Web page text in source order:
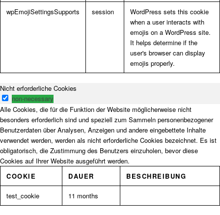
wpEmojiSettingsSupports session
WordPress sets this cookie
when a user interacts with
emojis on a WordPress site.
It helps determine if the
user's browser can display
emojis properly.
Nicht erforderliche Cookies
non-necessary
Alle Cookies, die für die Funktion der Website möglicherweise nicht
besonders erforderlich sind und speziell zum Sammeln personenbezogener
Benutzerdaten über Analysen, Anzeigen und andere eingebettete Inhalte
verwendet werden, werden als nicht erforderliche Cookies bezeichnet. Es ist
obligatorisch, die Zustimmung des Benutzers einzuholen, bevor diese
Cookies auf Ihrer Website ausgeführt werden.
COOKIE
DAUER BESCHREIBUNG
test_cookie 11 months